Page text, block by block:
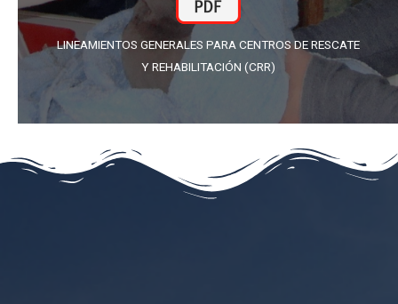
LINEAMIENTOS GENERALES PARA CENTROS DE RESCATE
Y REHABILITACIÓN (CRR)